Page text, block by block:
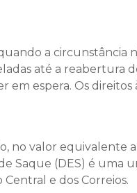
a circunstância
até a reabertura
espera. Os direitos
no valor equivalente a
Saque (DES) é uma
e dos Correios.